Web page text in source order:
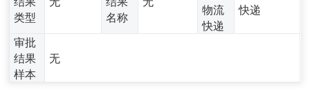
类型
名称
物流
快递
快递
审批
结果
样本
无